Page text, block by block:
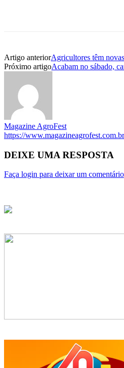
Artigo anteriorAgricultores têm
Próximo artigoAcabam no sábado,
Magazine AgroFest
https://www.magazineagrofest.com.br
DEIXE UMA RESPOSTA
Faça login para deixar um comentário